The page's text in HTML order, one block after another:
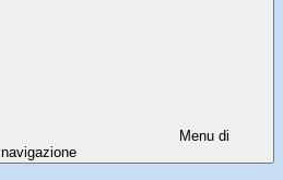
Menu di
navigazione